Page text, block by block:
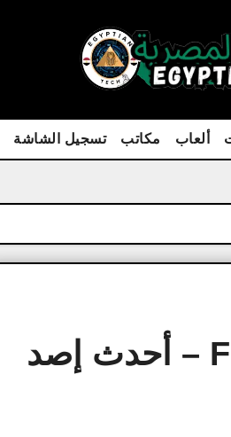
ألعاب مكاتب تسجيل الشاشة
تنزيل Dr.Fone كامل بالكراك Full Crack – أحدث إصد